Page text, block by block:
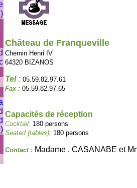
Château de Franqueville
Chemin Henri IV
64320 BIZANOS
Tel : 05.59.82.97.61
Fax : 05.59.82.97.65
Capacités de réception
Cocktail: 180 persons
Seated (tables): 180 persons
Contact : Madame . CASANABE et